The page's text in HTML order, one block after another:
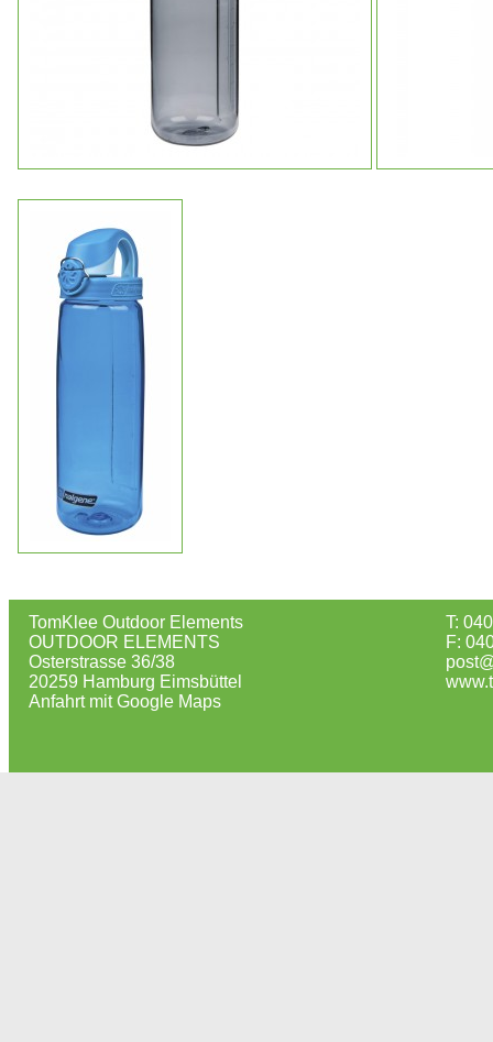
TomKlee Outdoor Elements
OUTDOOR ELEMENTS
Osterstrasse 36/38
20259 Hamburg Eimsbüttel
Anfahrt mit Google Maps
T:
F: